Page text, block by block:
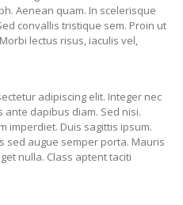
Aenean quam. In scelerisque
convallis tristique sem. Proin ut
lectus risus, iaculis vel,
adipiscing elit. Integer nec
ante dapibus diam. Sed nisi.
imperdiet. Duis sagittis ipsum.
sed augue semper porta. Mauris
nulla. Class aptent taciti